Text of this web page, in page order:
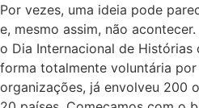
Por vezes, uma ideia pode
e, mesmo assim, não
o Dia Internacional de Histórias
forma totalmente voluntária por
organizações, já envolveu 200